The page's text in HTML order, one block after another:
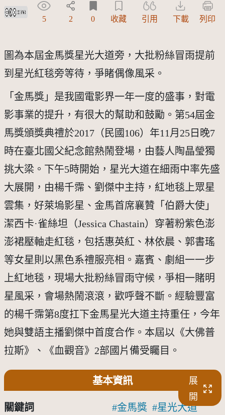
創用CC姓名標示-禁止改作 3.0 台灣及其後版本(CC BY-ND 3.0 TW +)
5 2 0 收藏 引用 下載 列印
圖為本屆金馬獎星光大道旁，大批粉絲冒雨提前
到星光紅毯旁等待，爭睹偶像風采。
「金馬獎」是我國電影界一年一度的盛事，對電
影事業的提升，有很大的幫助和鼓勵。第54屆金
馬獎頒獎典禮於2017（民國106）年11月25日晚7
時在臺北國父紀念館熱鬧登場，由藝人陶晶瑩獨
挑大梁。下午5時開始，星光大道在細雨中率先盛
大展開，由楊千霈、劉傑中主持，紅地毯上眾星
雲集，好萊塢影星、金馬首席襄贊「伯爵大使」
潔西卡·雀絲坦（Jessica Chastain）穿著粉紫色澎
澎裙壓軸走紅毯，包括惠英紅、林依晨、郭書瑤
等女星則以黑色系禮服亮相。嘉賓、劇組一一步
上紅地毯，現場大批粉絲冒雨守候，爭相一賭明
星風采，會場熱鬧滾滾，歡呼聲不斷。經驗豐富
的楊千霈第8度扛下金馬星光大道主持重任，今年
她與雙語主播劉傑中首度合作。本屆以《大佛普
拉斯》、《血觀音》2部國片備受矚目。
基本資訊
展
開
關鍵詞 金馬獎
星光大道